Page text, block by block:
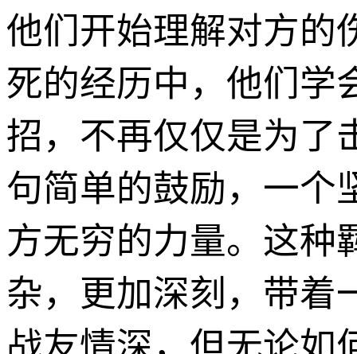
他们开始理解对方的
死的经历中，他们学
招，不再仅仅是为了
句简单的鼓励，一个
方无穷的力量。这种
杂，更加深刻，带着